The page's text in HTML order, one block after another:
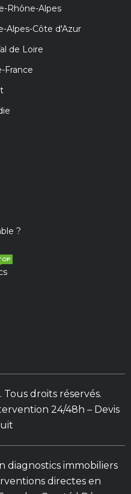
Rhône-Alpes
Alpes-Côte d'Azur
de Loire
France
?
droits réservés.
24/48h – Devis
diagnostics immobiliers
directes en